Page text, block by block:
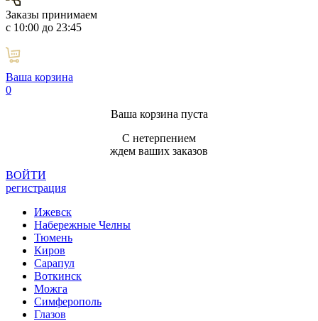
Заказы принимаем
с 10:00 до 23:45
Ваша корзина
0
Ваша корзина пуста
С нетерпением
ждем ваших заказов
ВОЙТИ
регистрация
Ижевск
Набережные Челны
Тюмень
Киров
Сарапул
Воткинск
Можга
Симферополь
Глазов